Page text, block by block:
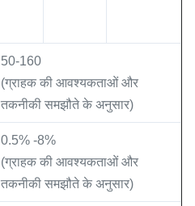
50-160
(ग्राहक की आवश्यकताओं और
तकनीकी समझौते के अनुसार)
0.5% -8%
(ग्राहक की आवश्यकताओं और
तकनीकी समझौते के अनुसार)